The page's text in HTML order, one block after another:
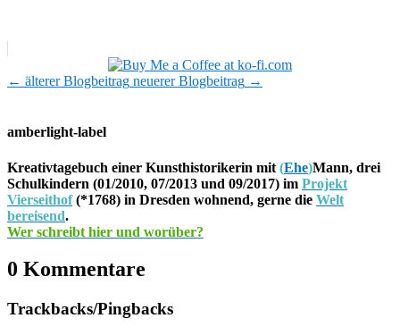
← älterer Blogbeitrag neuerer Blogbeitrag →
amberlight-label
Kreativtagebuch einer Kunsthistorikerin mit (Ehe)Mann, drei
Schulkindern (01/2010, 07/2013 und 09/2017) im Projekt
Vierseithof(*1768) in Dresden wohnend, gerne die Welt
bereisend.
Wer schreibt hier und worüber?
0 Kommentare
Trackbacks/Pingbacks